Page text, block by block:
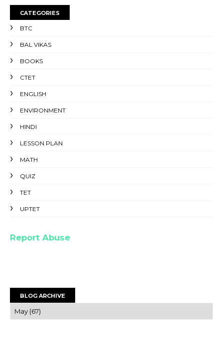
CATEGORIES
BTC
BAL VIKAS
BOOKS
CTET
ENGLISH
ENVIRONMENT
HINDI
LESSON PLAN
MATH
QUIZ
TET
UPTET
Report Abuse
BLOG ARCHIVE